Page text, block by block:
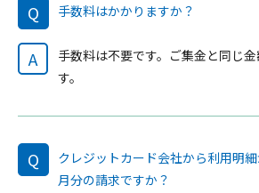
Q 手数料はかかりますか？
A
手数料は不要です。ご集金と同じ
す。
Q
クレジットカード会社から利用明
月分の請求ですか？